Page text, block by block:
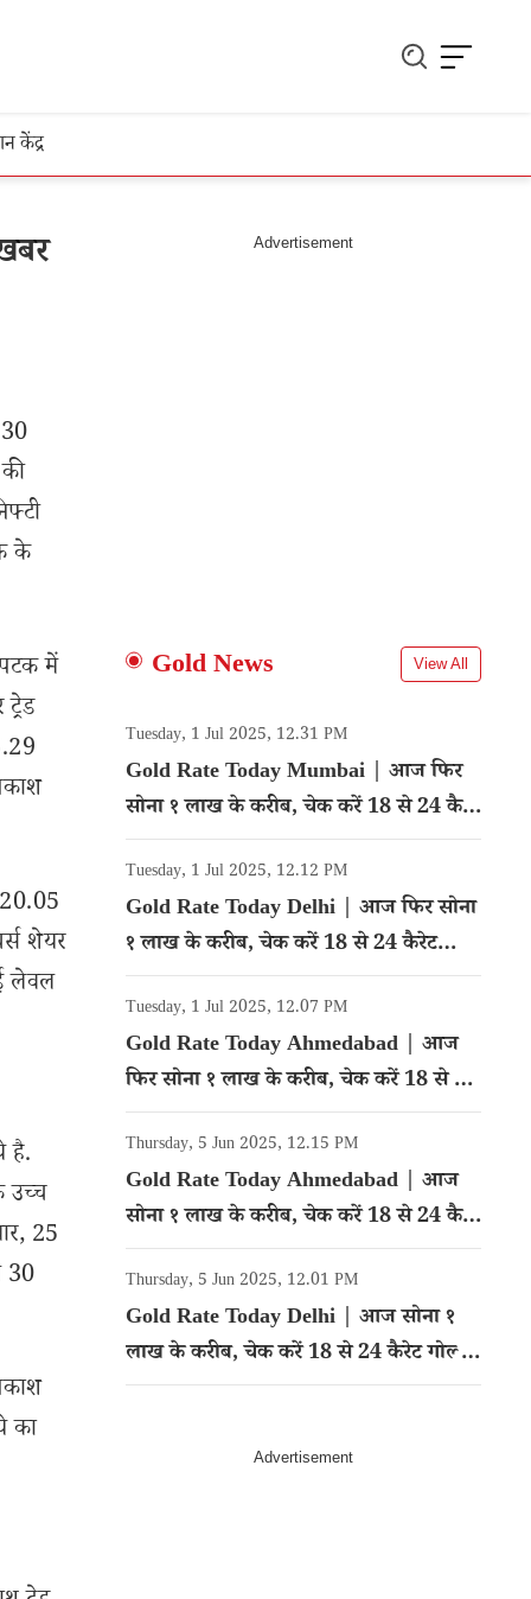
केंद्र
के
में
शेयर
लेवल
है.
उच्च
25
30
का
Gold News View All
Tuesday, 1 Jul 2025, 12.31 PM
Gold Rate Today Mumbai | आज फिर
सोना १ लाख के करीब, चेक करें 18 से 24 कैरेट
गोल्ड का रेट
Tuesday, 1 Jul 2025, 12.12 PM
Gold Rate Today Delhi | आज फिर सोना
१ लाख के करीब, चेक करें 18 से 24 कैरेट
गोल्ड का रेट
Tuesday, 1 Jul 2025, 12.07 PM
Gold Rate Today Ahmedabad | आज
फिर सोना १ लाख के करीब, चेक करें 18 से 24
कैरेट गोल्ड का रेट
Thursday, 5 Jun 2025, 12.15 PM
Gold Rate Today Ahmedabad | आज
सोना १ लाख के करीब, चेक करें 18 से 24 कैरेट
गोल्ड का रेट
Thursday, 5 Jun 2025, 12.01 PM
Gold Rate Today Delhi | आज सोना १
लाख के करीब, चेक करें 18 से 24 कैरेट गोल्ड
का रेट